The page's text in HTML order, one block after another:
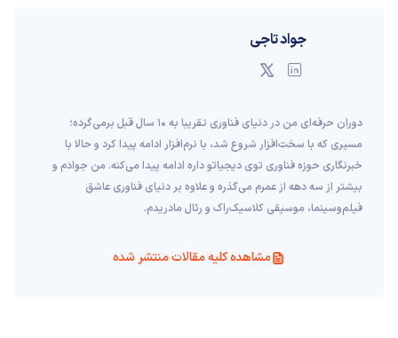
جواد تاجی
دوران حرفه‌ای من در دنیای فناوری تقریبا به ۱۰ سال قبل برمی‌گرده؛
مسیری که با سخت‌افزار شروع شد، با نرم‌افزار ادامه پیدا کرد و حالا با
خبرنگاری حوزه فناوری توی دیجیاتو داره ادامه پیدا می‌کنه. من جوادم و
بیشتر از سه دهه از عمرم می‌گذره و علاوه بر دنیای فناوری عاشق
فیلم‌و‌سینما، موسیقی کلاسیک‌راک و رئال مادریدم.
مشاهده کلیه مقالات منتشر شده